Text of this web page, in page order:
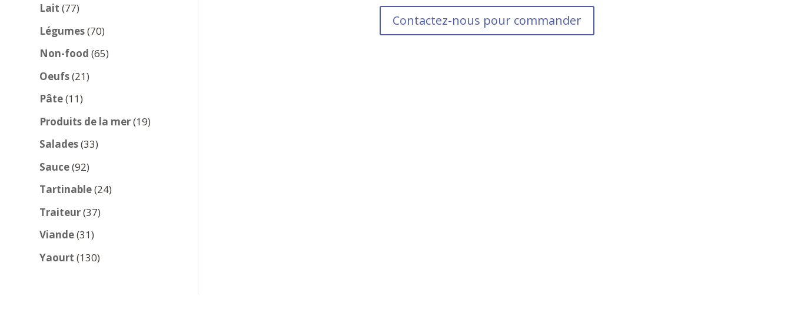
Lait 7777
produits
Légumes 7070
produits
Non-food 6565
Oeufs 2121
Pâte 1111
produits
Produits de la mer 1919
Salades 3333
Sauce 9292
produits
Tartinable 2424
Traiteur 3737
Viande 3131
produits
Yaourt 130130
Contactez-nous pour commander